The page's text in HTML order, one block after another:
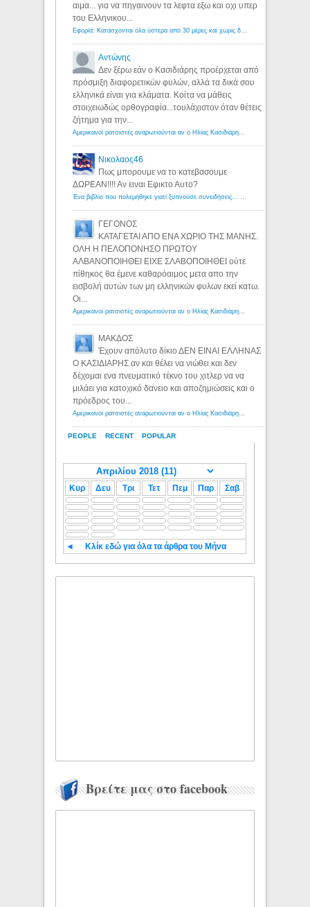
PEOPLE RECENT POPULAR
αιμα... για να πηγαινουν τα λεφτα εξω και οχι υπερ
του Ελληνικου...
Εφορία: Κατάσχονται όλα ύστερα από 30 μέρες και χωρίς δικαστικές αποφάσεις - Λόγιος Ερμής
Αντώνης
Δεν ξέρω εάν ο Κασιδιάρης προέρχεται από
πρόσμιξη διαφορετικών φυλών, αλλά τα δικά σου
ελληνικά είναι για κλάματα. Κοίτα να μάθεις
στοιχειωδώς ορθογραφία...τουλάχιστον όταν θέτεις
ζήτημα για την...
Αμερικανοί ρατσιστές αναρωτιούνται αν ο Ηλίας Κασιδιάρης ανήκει στη λευκή φυλή... - Λόγιος Ερμής
Νικολαος46
Πως μπορουμε να το κατεβασουμε
ΔΩΡΕΑΝ!!!! Αν ειναι Εφικτο Αυτο?
Ένα βιβλίο που πολεμήθηκε γιατί ξυπνούσε συνειδήσεις... - Λόγιος Ερμής | Η γνώση ξεκινάει με την αναζήτηση...
ΓΕΓΟΝΟΣ
ΚΑΤΑΓΕΤΑΙ ΑΠΟ ΕΝΑ ΧΩΡΙΟ ΤΗΣ ΜΑΝΗΣ.
ΟΛΗ Η ΠΕΛΟΠΟΝΗΣΟ ΠΡΩΤΟΥ
ΑΛΒΑΝΟΠΟΙΗΘΕΙ ΕΙΧΕ ΣΛΑΒΟΠΟΙΗΘΕΙ ούτε
πίθηκος θα έμενε καθαρόαιμος μετα απο την
εισβολή αυτών των μη ελληνικών φυλων εκεί κατω.
Οι...
Αμερικανοί ρατσιστές αναρωτιούνται αν ο Ηλίας Κασιδιάρης ανήκει στη λευκή φυλή... - Λόγιος Ερμής
ΜΑΚΔΟΣ
Έχουν απόλυτο δίκιο ΔΕΝ ΕΙΝΑΙ ΕΛΛΗΝΑΣ
Ο ΚΑΣΙΔΙΑΡΗΣ αν και θέλει να νιώθει και δεν
δέχομαι ενα πνευματικό τέκνο του χιτλερ να να
μιλάει για κατοχικό δανειο και αποζημιώσεις και ο
πρόεδρος του...
Αμερικανοί ρατσιστές αναρωτιούνται αν ο Ηλίας Κασιδιάρης ανήκει στη λευκή φυλή... - Λόγιος Ερμής
Κυρ Δευ Τρι Τετ Πεμ Παρ Σαβ
◄ Κλίκ εδώ για όλα τα άρθρα του Μήνα
Βρείτε μας στο facebook